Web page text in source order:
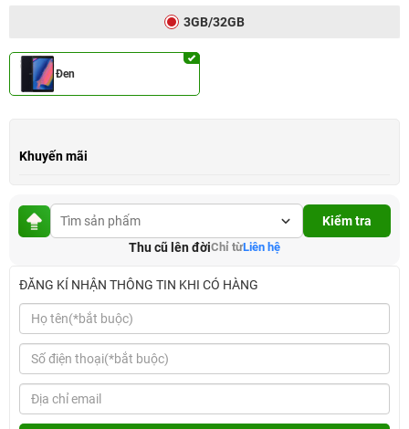
3GB/32GB
Đen
Khuyến mãi
Kiểm tra
Thu cũ lên đờiChỉ từLiên hệ
ĐĂNG KÍ NHẬN THÔNG TIN KHI CÓ HÀNG